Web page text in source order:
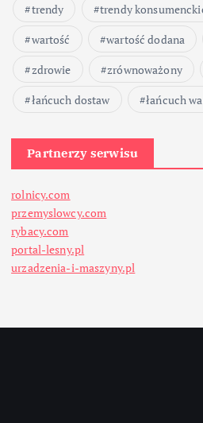
trendy
trendy
wartość
wartość dodana
zdrowie
zrównoważony
łańcuch dostaw
łańcuch
Partnerzy serwisu
rolnicy.com
przemyslowcy.com
rybacy.com
portal-lesny.pl
urzadzenia-i-maszyny.pl